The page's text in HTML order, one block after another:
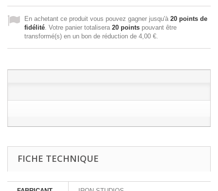
En achetant ce produit vous pouvez gagner jusqu'à 20 points de
fidélité . Votre panier totalisera 20 points pouvant être
transformé(s) en un bon de réduction de 4,00 €
FICHE TECHNIQUE